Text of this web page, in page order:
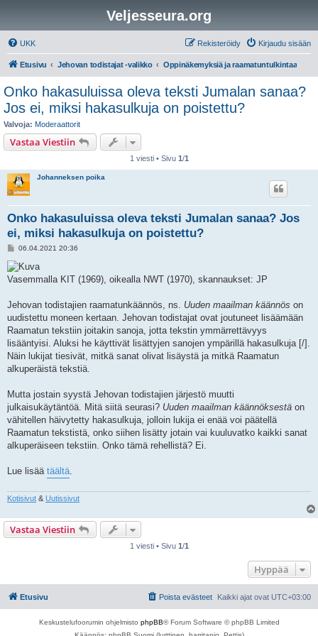
Veljesseura.org
UKK Kirjaudu sisään
Rekisteröidy
Etusivu Jehovan todistajat -valikko Oppinäkemyksiä ja raamatuntulkintaa
Onko hakasuluissa oleva teksti Jumalan sanaa?
Jos ei, miksi hakasulkuja on poistettu?
Valvoja: Moderaattorit
Vastaa Viestiin
1 viesti • Sivu 1/1
Johanneksen poika
Onko hakasuluissa oleva teksti Jumalan sanaa? Jos
ei, miksi hakasulkuja on poistettu?
V
e
s
t
06.04.2021 20:36
Vasemmalla KIT (1969), oikealla NWT (1970), skannaukset: JP
Jehovan todistajien raamatunkäännös, ns. Uuden maailman käännös on
uudistettu moneen kertaan. Jehovan todistajat ovat joutuneet lisäämään
Raamatun tekstiin joitakin sanoja, jotta tekstin ymmärrettävyys
lisääntyisi. Aluksi he käyttivät lisättyjen sanojen ympärillä hakasulkuja [/].
Näin lukijat tiesivät, mitkä sanat olivat lisäystä ja mitkä Raamatun
alkuperäistä tekstiä.
Mutta jostain syystä Jehovan todistajien järjestö muutti
julkaisukäytäntöä. Mitä siitä seurasi? Uuden maailman käännöksestä on
vähitellen häivytetty hakasulkuja, jolloin lukija ei enää voi päätellä
Raamatun tekstistä, onko siihen lisätty jotain vai kuuluvatko kaikki sanat
alkuperäiseen tekstiin. Onko tämä rehellistä? Ei.
Lue lisää täältä.
Kotisivut & Uutissivut
Vastaa Viestiin
1 viesti • Sivu 1/1
Hyppää
Etusivu Kaikki ajat ovat UTC+03:00
Poista evästeet
Keskustelufoorumin ohjelmisto phpBB® Forum Software © phpBB Limited